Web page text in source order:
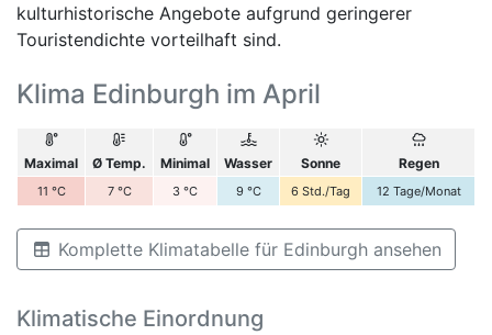
kulturhistorische Angebote aufgrund geringerer
Touristendichte vorteilhaft sind.
Klima Edinburgh im April
Maximal Ø Temp. Minimal Wasser Sonne Regen
11 °C 7 °C 3 °C 9 °C 6 Std./Tag 12 Tage/Monat
Komplette Klimatabelle für Edinburgh ansehen
Klimatische Einordnung